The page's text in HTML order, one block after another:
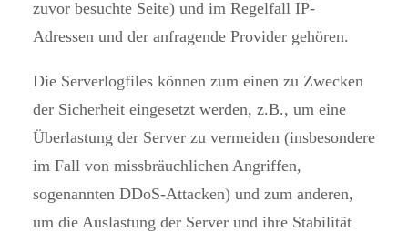
zuvor besuchte Seite) und im Regelfall IP-
Adressen und der anfragende Provider gehören.
Die Serverlogfiles können zum einen zu Zwecken
der Sicherheit eingesetzt werden, z.B., um eine
Überlastung der Server zu vermeiden (insbesondere
im Fall von missbräuchlichen Angriffen,
sogenannten DDoS-Attacken) und zum anderen,
um die Auslastung der Server und ihre Stabilität